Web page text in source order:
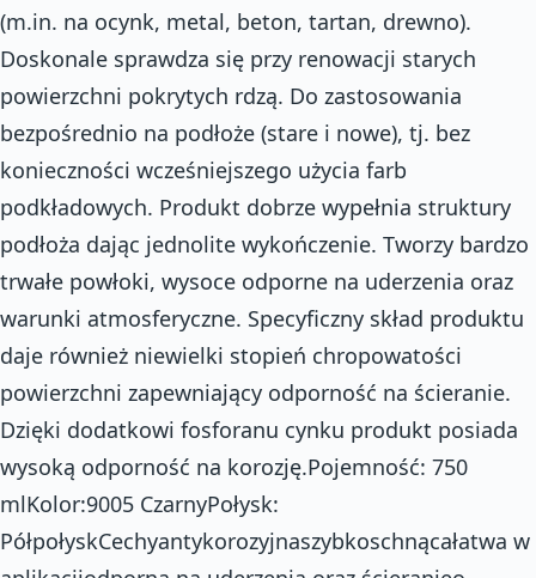
(m.in. na ocynk, metal, beton, tartan, drewno).
Doskonale sprawdza się przy renowacji starych
powierzchni pokrytych rdzą. Do zastosowania
bezpośrednio na podłoże (stare i nowe), tj. bez
konieczności wcześniejszego użycia farb
podkładowych. Produkt dobrze wypełnia struktury
podłoża dając jednolite wykończenie. Tworzy bardzo
trwałe powłoki, wysoce odporne na uderzenia oraz
warunki atmosferyczne. Specyficzny skład produktu
daje również niewielki stopień chropowatości
powierzchni zapewniający odporność na ścieranie.
Dzięki dodatkowi fosforanu cynku produkt posiada
wysoką odporność na korozję.Pojemność: 750
mlKolor:9005 CzarnyPołysk:
PółpołyskCechyantykorozyjnaszybkoschnącałatwa w